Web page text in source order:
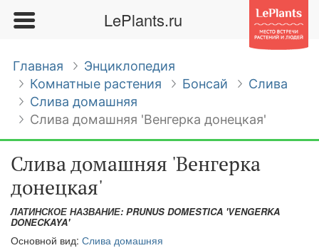
LePlants.ru
Главная
Энциклопедия
Комнатные растения
Бонсай
Слива
Слива домашняя
Слива домашняя 'Венгерка донецкая'
Слива домашняя 'Венгерка
донецкая'
ЛАТИНСКОЕ НАЗВАНИЕ: PRUNUS DOMESTICA 'VENGERKA
DONECKAYA'
Основной вид: Слива домашняя